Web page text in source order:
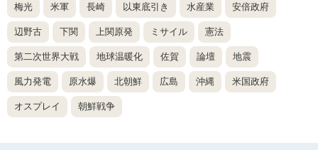
梅光 米軍 長崎 以東底引き 水産業 安倍政府
辺野古 下関 上関原発 ミサイル 憲法
第二次世界大戦 地球温暖化 佐賀 論壇 地震
風力発電 原水爆 北朝鮮 広島 沖縄 米国政府
オスプレイ 朝鮮戦争